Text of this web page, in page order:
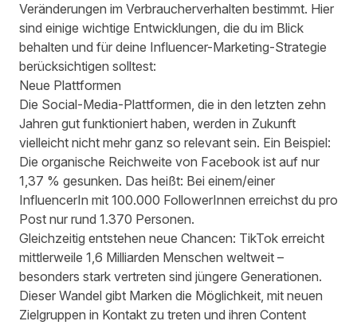
Veränderungen im Verbraucherverhalten bestimmt. Hier
sind einige wichtige Entwicklungen, die du im Blick
behalten und für deine Influencer-Marketing-Strategie
berücksichtigen solltest:
Neue Plattformen
Die Social-Media-Plattformen, die in den letzten zehn
Jahren gut funktioniert haben, werden in Zukunft
vielleicht nicht mehr ganz so relevant sein. Ein Beispiel:
Die organische Reichweite von Facebook ist auf nur
1,37 % gesunken. Das heißt: Bei einem/einer
InfluencerIn mit 100.000 FollowerInnen erreichst du pro
Post nur rund 1.370 Personen.
Gleichzeitig entstehen neue Chancen: TikTok erreicht
mittlerweile 1,6 Milliarden Menschen weltweit –
besonders stark vertreten sind jüngere Generationen.
Dieser Wandel gibt Marken die Möglichkeit, mit neuen
Zielgruppen in Kontakt zu treten und ihren Content